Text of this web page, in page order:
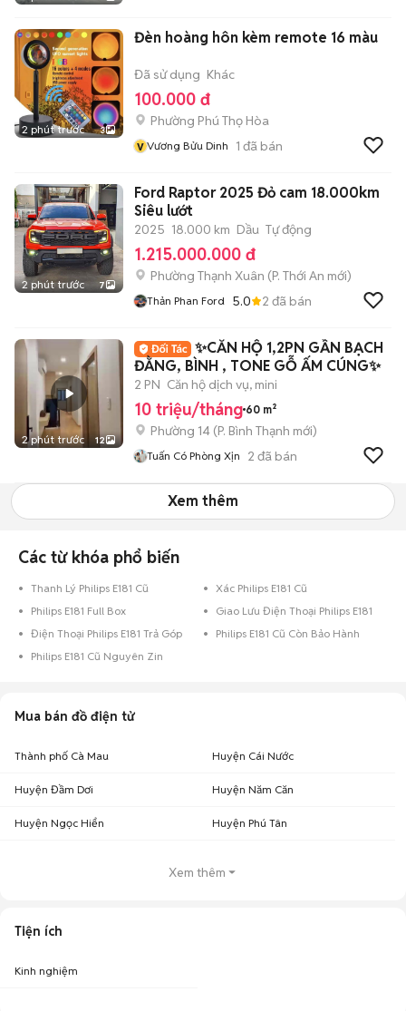
2 phút trước 3
Đèn hoàng hôn kèm remote 16 màu
Đã sử dụng Khác
100.000 đ
Phường Phú Thọ Hòa
v Vương Bửu Dinh 1 đã bán
2 phút trước 7
Ford Raptor 2025 Đỏ cam 18.000km
Siêu lướt
2025 18.000 km Dầu Tự động
1.215.000.000 đ
Phường Thạnh Xuân (P. Thới An mới)
Thản Phan Ford 5.0 2 đã bán
2 phút trước 12
✨️CĂN HỘ 1,2PN GẦN BẠCH
ĐẰNG, BÌNH , TONE GỖ ẤM CÚNG✨️
2 PN Căn hộ dịch vụ, mini
10 triệu/tháng 60 m²
Phường 14 (P. Bình Thạnh mới)
Tuấn Có Phòng Xịn 2 đã bán
Xem thêm
Các từ khóa phổ biến
Thanh Lý Philips E181 Cũ
Xác Philips E181 Cũ
Philips E181 Full Box
Giao Lưu Điện Thoại Philips E181
Điện Thoại Philips E181 Trả Góp
Philips E181 Cũ Còn Bảo Hành
Philips E181 Cũ Nguyên Zin
Mua bán đồ điện tử
Thành phố Cà Mau Huyện Cái Nước
Huyện Đầm Dơi Huyện Năm Căn
Huyện Ngọc Hiển Huyện Phú Tân
Xem thêm
Tiện ích
Kinh nghiệm